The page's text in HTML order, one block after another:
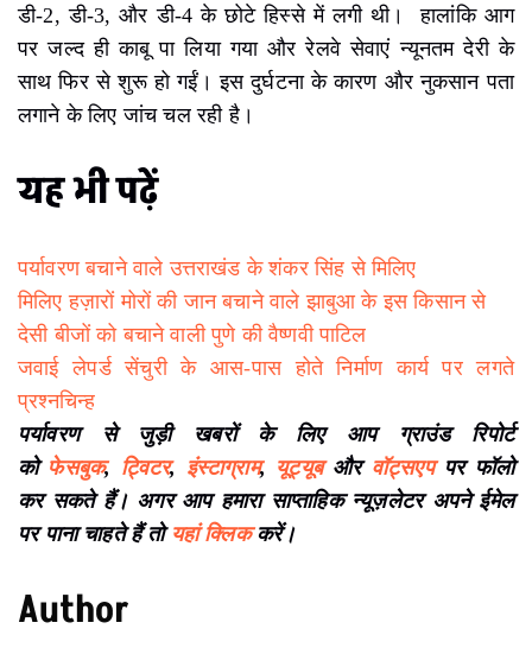
डी-2, डी-3, और डी-4 के छोटे हिस्से में लगी थी। हालांकि आग
पर जल्द ही काबू पा लिया गया और रेलवे सेवाएं न्यूनतम देरी के
साथ फिर से शुरू हो गईं। इस दुर्घटना के कारण और नुकसान पता
लगाने के लिए जांच चल रही है।
यह भी पढ़ें
पर्यावरण बचाने वाले उत्तराखंड के शंकर सिंह से मिलिए
मिलिए हज़ारों मोरों की जान बचाने वाले झाबुआ के इस किसान से
देसी बीजों को बचाने वाली पुणे की वैष्णवी पाटिल
जवाई लेपर्ड सेंचुरी के आस-पास होते निर्माण कार्य पर लगते
प्रश्नचिन्ह
पर्यावरण से जुड़ी खबरों के लिए आप ग्राउंड रिपोर्ट
को फेसबुक, ट्विटर, इंस्टाग्राम, यूट्यूबऔर वॉट्सएपपर फॉलो
कर सकते हैं। अगर आप हमारा साप्ताहिक न्यूज़लेटर अपने ईमेल
पर पाना चाहते हैं तो यहां क्लिककरें।
Author